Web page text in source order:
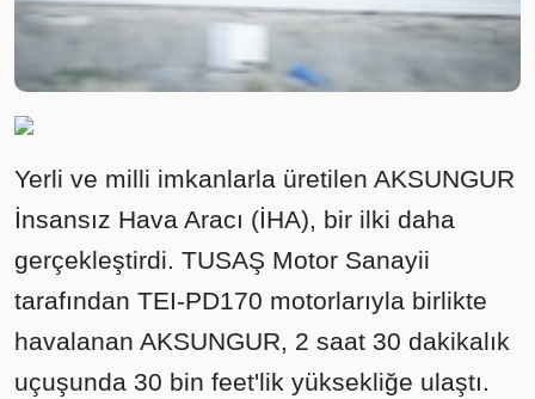
Yerli ve milli imkanlarla üretilen AKSUNGUR
İnsansız Hava Aracı (İHA), bir ilki daha
gerçekleştirdi. TUSAŞ Motor Sanayii
tarafından TEI-PD170 motorlarıyla birlikte
havalanan AKSUNGUR, 2 saat 30 dakikalık
uçuşunda 30 bin feet'lik yüksekliğe ulaştı.